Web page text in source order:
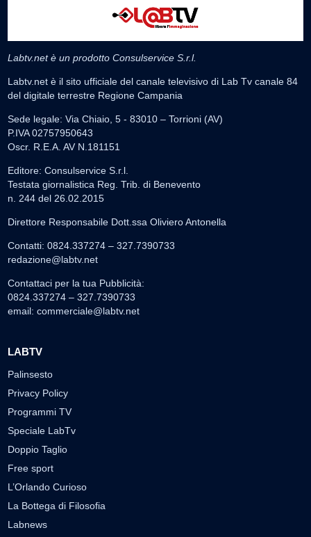
Labtv.net è un prodotto Consulservice S.r.l.
Labtv.net è il sito ufficiale del canale televisivo di Lab Tv canale 84
del digitale terrestre Regione Campania
Sede legale: Via Chiaio, 5 - 83010 – Torrioni (AV)
P.IVA 02757950643
Oscr. R.E.A. AV N.181151
Editore: Consulservice S.r.l.
Testata giornalistica Reg. Trib. di Benevento
n. 244 del 26.02.2015
Direttore Responsabile Dott.ssa Oliviero Antonella
Contatti: 0824.337274 – 327.7390733
redazione@labtv.net
Contattaci per la tua Pubblicità:
0824.337274 – 327.7390733
email: commerciale@labtv.net
LABTV
Palinsesto
Privacy Policy
Programmi TV
Speciale LabTv
Doppio Taglio
Free sport
L’Orlando Curioso
La Bottega di Filosofia
Labnews